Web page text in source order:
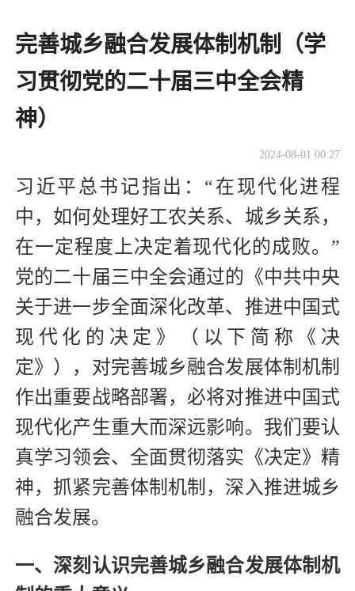
完善城乡融合发展体制机制（学
习贯彻党的二十届三中全会精
神）
2024-08-01 00:27
习近平总书记指出：“在现代化进程
中，如何处理好工农关系、城乡关系，
在一定程度上决定着现代化的成败。”
党的二十届三中全会通过的《中共中央
关于进一步全面深化改革、推进中国式
现代化的决定》（以下简称《决
定》），对完善城乡融合发展体制机制
作出重要战略部署，必将对推进中国式
现代化产生重大而深远影响。我们要认
真学习领会、全面贯彻落实《决定》精
神，抓紧完善体制机制，深入推进城乡
融合发展。
一、深刻认识完善城乡融合发展体制机